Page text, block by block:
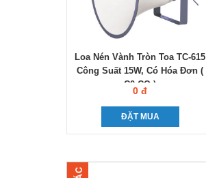
Loa Nén Vành Tròn Toa TC-615
Công Suất 15W, Có Hóa Đơn (
C0-CQ )
0 đ
ĐẶT MUA